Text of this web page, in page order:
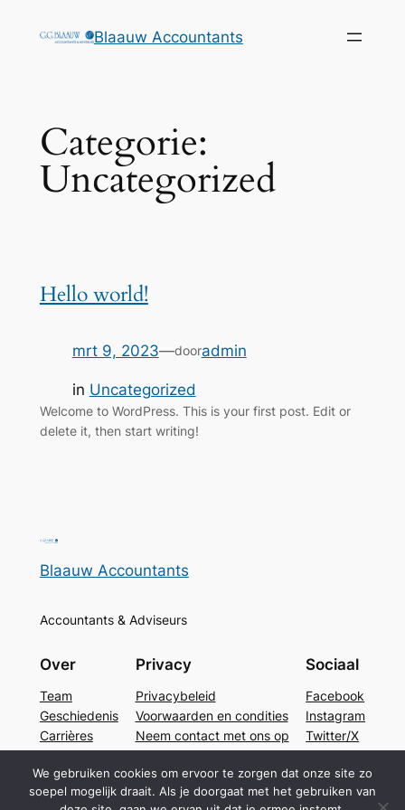
Blaauw Accountants
Categorie:
Uncategorized
Hello world!
mrt 9, 2023—dooradmin
in Uncategorized
Welcome to WordPress. This is your first post. Edit or
delete it, then start writing!
Blaauw Accountants
Accountants & Adviseurs
Over
Team
Geschiedenis
Carrières
Privacy
Privacybeleid
Voorwaarden en condities
Neem contact met ons op
Sociaal
Facebook
Instagram
Twitter/X
Ontworpen met WordPress
We gebruiken cookies om ervoor te zorgen dat onze site zo
soepel mogelijk draait. Als je doorgaat met het gebruiken van